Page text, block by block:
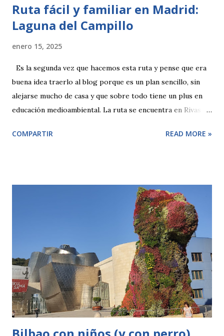
Ruta fácil y familiar en Madrid:
Laguna del Campillo
enero 15, 2025
Es la segunda vez que hacemos esta ruta y pense que era
buena idea traerlo al blog porque es un plan sencillo, sin
alejarse mucho de casa y que sobre todo tiene un plus en
educación medioambiental. La ruta se encuentra en Rivas
poniendo Laguna El Campillo . A la entrada verás que no
haces entera son unos 5 kilometros. Anes de empezar
debes tener en cuenta que al ser una ruta circular puedes
empezar por un sentido u otro. Por la parte izquierda te
encontrarás con el final del Tren Histórico de Arganda ,
nosotros tuvimos la suerte de coincidir con él, si accedes
por ese sitio luego podrás bajar a la senda que rodea la
laguna para ello debes atravesar las vías con un poco de
cuidado. O bien puedes ir hacia la derecha e iniciar allí la
ruta...
COMPARTIR READ MORE »